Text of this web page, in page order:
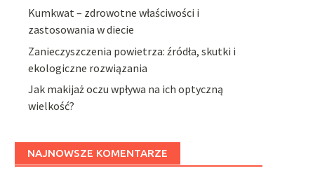
Kumkwat – zdrowotne właściwości i
zastosowania w diecie
Zanieczyszczenia powietrza: źródła, skutki i
ekologiczne rozwiązania
Jak makijaż oczu wpływa na ich optyczną
wielkość?
NAJNOWSZE KOMENTARZE